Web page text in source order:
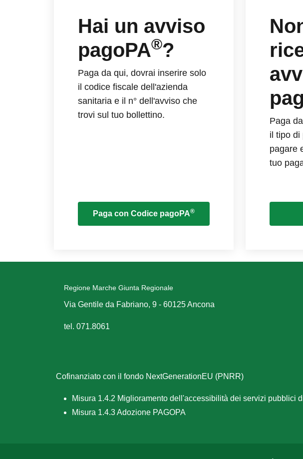
Hai un avviso
pagoPA®?
Paga da qui, dovrai inserire solo
il codice fiscale dell'azienda
sanitaria e il n° dell'avviso che
trovi sul tuo bollettino.
Paga con Codice pagoPA®
Paga
il tipo di
pagare
tuo
Regione Marche Giunta Regionale
Via Gentile da Fabriano, 9 - 60125 Ancona
tel. 071.8061
Cofinanziato con il fondo NextGenerationEU (PNRR)
Misura 1.4.2 Miglioramento dell'accessibilità dei servizi pubblici
Misura 1.4.3 Adozione PAGOPA